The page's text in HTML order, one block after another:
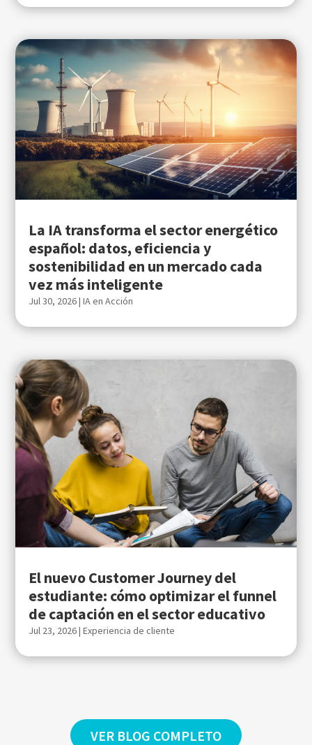
La IA transforma el sector energético
español: datos, eficiencia y
sostenibilidad en un mercado cada
vez más inteligente
Jul 30, 2026|IA en Acción
El nuevo Customer Journey del
estudiante: cómo optimizar el funnel
de captación en el sector educativo
Jul 23, 2026|Experiencia de cliente
VER BLOG COMPLETO